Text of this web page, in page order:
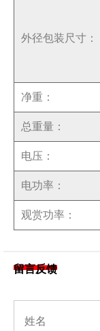
外径包装尺寸：
净重：
总重量：
电压：
电功率：
观赏功率：
留言反馈